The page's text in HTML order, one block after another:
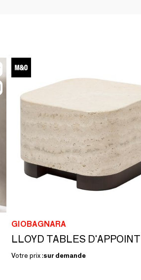
GIOBAGNARA
LLOYD TABLES D'APPOINT
Votre prix :sur demande